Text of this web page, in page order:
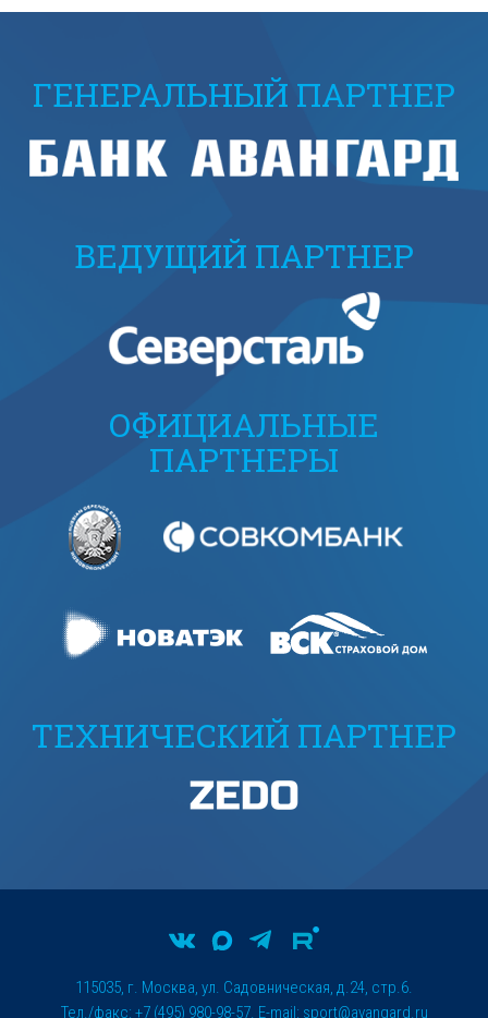
ГЕНЕРАЛЬНЫЙ ПАРТНЕР
ВЕДУЩИЙ ПАРТНЕР
ОФИЦИАЛЬНЫЕ
ПАРТНЕРЫ
ТЕХНИЧЕСКИЙ ПАРТНЕР
115035, г. Москва, ул. Садовническая, д.24, стр.6.
Тел./факс: +7 (495) 980-98-57. E-mail: sport@avangard.ru